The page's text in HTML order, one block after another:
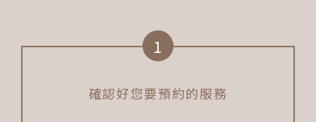
1
確認好您要預約的服務